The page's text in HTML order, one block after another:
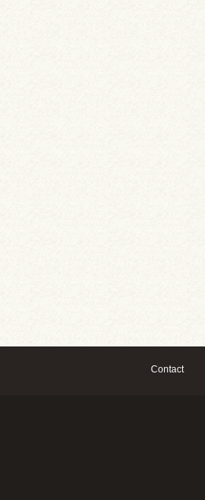
Contact